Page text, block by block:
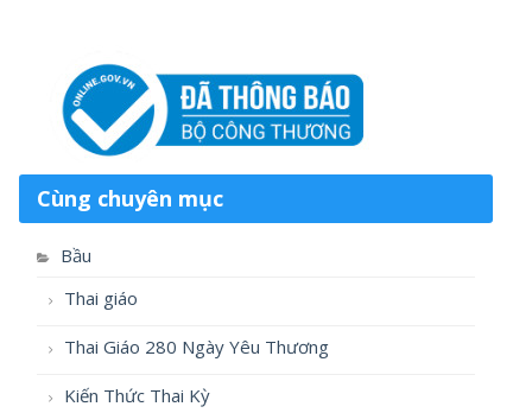
Cùng chuyên mục
Bầu
Thai giáo
Thai Giáo 280 Ngày Yêu Thương
Kiến Thức Thai Kỳ